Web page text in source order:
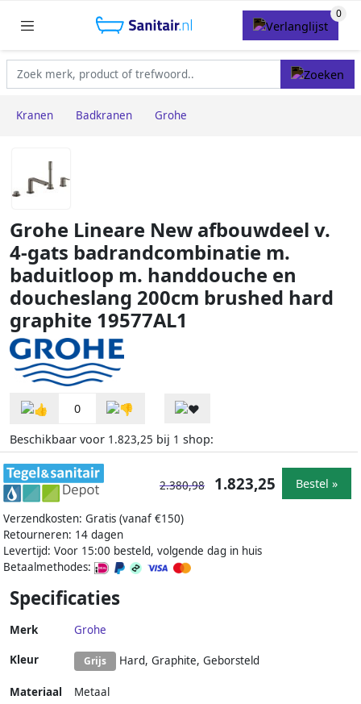
Kranen Badkranen Grohe
Grohe Lineare New afbouwdeel v.
4-gats badrandcombinatie m.
baduitloop m. handdouche en
doucheslang 200cm brushed hard
graphite 19577AL1
0
Beschikbaar voor 1.823,25 bij 1 shop:
Verzendkosten: Gratis (vanaf €150)
Retourneren: 14 dagen
Levertijd: Voor 15:00 besteld, volgende dag in huis
Betaalmethodes:
2.380,98 1.823,25 Bestel »
Specificaties
Merk Grohe
Kleur Grijs Hard, Graphite, Geborsteld
Materiaal Metaal